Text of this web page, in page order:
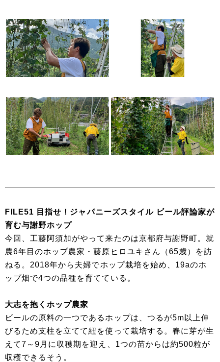
FILE51 目指せ！ジャパニーズスタイル ビール評論家が
育む与謝野ホップ
今回、工藤阿須加がやって来たのは京都府与謝野町。就
農6年目のホップ農家・藤原ヒロユキさん（65歳）を訪
ねる。2018年から夫婦でホップ栽培を始め、19aのホ
ップ畑で4つの品種を育てている。
大志を抱くホップ農家
ビールの原料の一つであるホップは、つるが5m以上伸
びるため支柱を立てて紐を使って栽培する。春に芽が生
えて7～9月に収穫期を迎え、1つの苗からは約500粒が
収穫できるそう。